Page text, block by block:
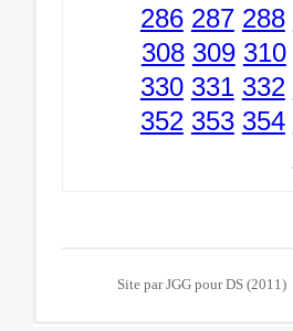
286 287 288
308 309 310
330 331 332
352 353 354
Site par JGG pour DS (2011)